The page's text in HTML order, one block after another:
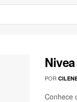
POR
Conhece